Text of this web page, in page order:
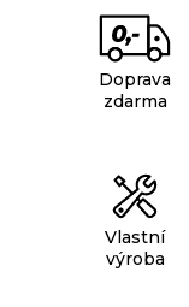
Doprava
zdarma
Vlastní
výroba